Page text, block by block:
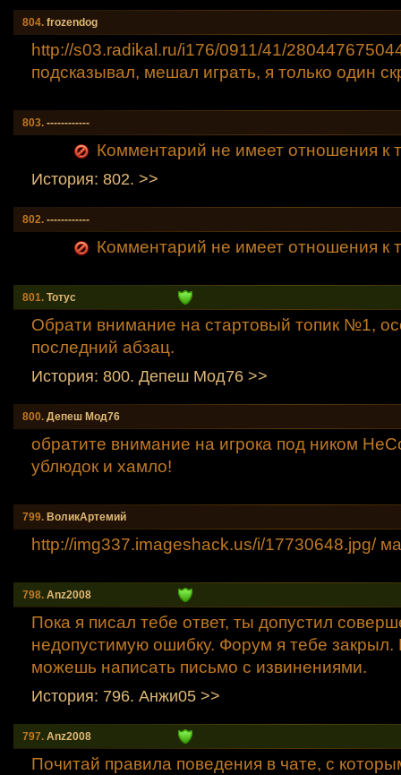
804. frozendog
http://s03.radikal.ru/i176/0911/41/28044767504
подсказывал, мешал играть, я только один
803. ------------
Комментарий не имеет отношения к
История: 802. >>
802. ------------
Комментарий не имеет отношения к
801. Тотус
Обрати внимание на стартовый топик №1,
последний абзац.
История: 800. Депеш Мод76 >>
800. Депеш Мод76
обратите внимание на игрока под ником
ублюдок и хамло!
799. ВоликАртемий
http://img337.imageshack.us/i/17730648.jpg/
798. Anz2008
Пока я писал тебе ответ, ты допустил
недопустимую ошибку. Форум я тебе
можешь написать письмо с извинениями.
История: 796. Анжи05 >>
797. Anz2008
Почитай правила поведения в чате, с